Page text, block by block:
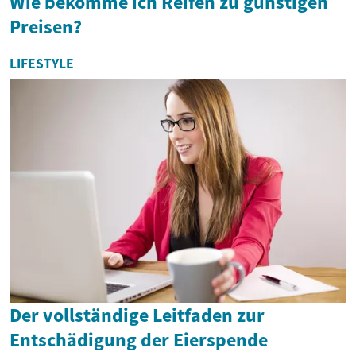
Preisen?
LIFESTYLE
Der vollständige Leitfaden zur
Entschädigung der Eierspende